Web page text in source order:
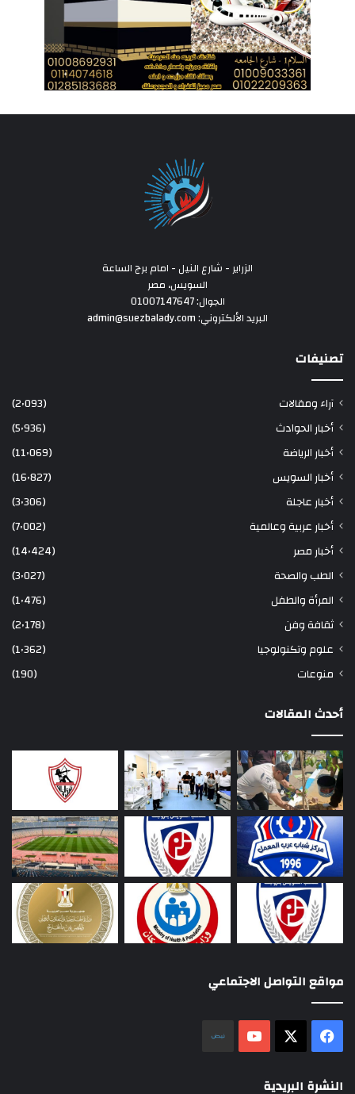
الزراير - شارع النيل - امام برج الساعة
السويس، مصر
الجوال: 01007147647
البريد الألكتروني: admin@suezbalady.com
تصنيفات
آراء ومقالات
(2٬093)
أخبار الحوادث
(5٬936)
أخبار الرياضة
(11٬069)
أخبار السويس
(16٬827)
أخبار عاجلة
(3٬306)
أخبار عربية وعالمية
(7٬002)
أخبار مصر
(14٬424)
الطب والصحة
(3٬027)
المرأة والطفل
(1٬476)
ثقافة وفن
(2٬178)
علوم وتكنولوجيا
(1٬362)
منوعات
(190)
أحدث المقالات
مواقع التواصل الاجتماعي
فيسبوك ‫YouTube
النشرة البريدية